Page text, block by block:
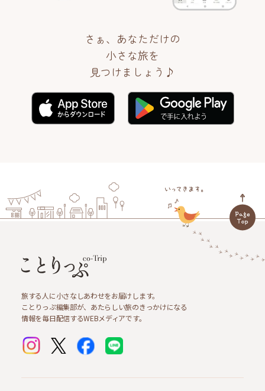
さぁ、あなただけの
小さな旅を
見つけましょう♪
旅する人に小さなしあわせをお届けします。
ことりっぷ編集部が、あたらしい旅のきっかけになる
情報を毎日配信するWEBメディアです。